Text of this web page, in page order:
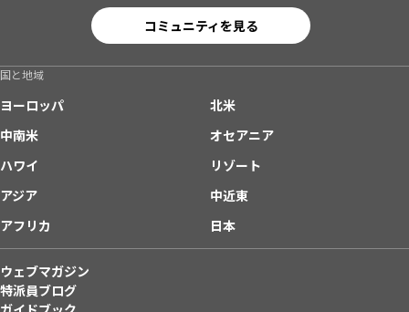
コミュニティを見る
国と地域
ヨーロッパ
北米
中南米
オセアニア
ハワイ
リゾート
アジア
中近東
アフリカ
日本
ウェブマガジン
特派員ブログ